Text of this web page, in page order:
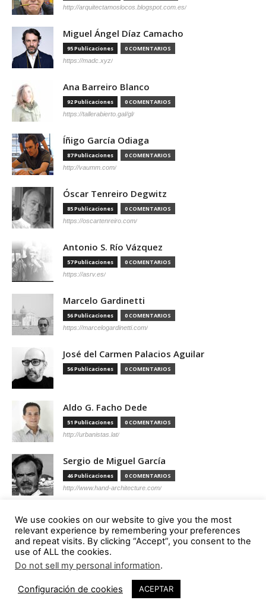
http://arquitectamoslocos.blogspot.com.es/
Miguel Ángel Díaz Camacho
95 Publicaciones 0 COMENTARIOS
https://madc.xyz/
Ana Barreiro Blanco
92 Publicaciones 0 COMENTARIOS
https://tallerabierto.gal/gl/
Íñigo García Odiaga
87 Publicaciones 0 COMENTARIOS
http://vaumm.com/
Óscar Tenreiro Degwitz
85 Publicaciones 0 COMENTARIOS
https://oscartenreiro.com/
Antonio S. Río Vázquez
57 Publicaciones 0 COMENTARIOS
https://asrv.es/
Marcelo Gardinetti
56 Publicaciones 0 COMENTARIOS
https://marcelogardinetti.com/
José del Carmen Palacios Aguilar
56 Publicaciones 0 COMENTARIOS
Aldo G. Facho Dede
51 Publicaciones 0 COMENTARIOS
http://urbanistas.lat/
Sergio de Miguel García
46 Publicaciones 0 COMENTARIOS
http://www.hand-architecture.com/
Suscripción
We use cookies on our website to give you the most
relevant experience by remembering your preferences
and repeat visits. By clicking “Accept”, you consent to the
use of ALL the cookies.
Do not sell my personal information.
Configuración de cookies ACEPTAR